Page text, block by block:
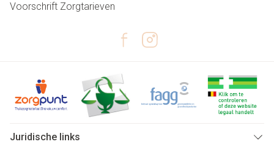
Voorschrift Zorgtarieven
Juridische links